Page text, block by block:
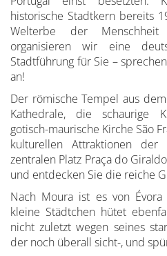
historische Stadtkern bereits
Welterbe der
organisieren wir eine
Stadtführung für Sie –
an!
Der römische Tempel aus
Kathedrale, die schaurige
gotisch-maurische Kirche São
kulturellen Attraktionen der
zentralen Platz Praça do
und entdecken Sie die reiche
Nach Moura ist es von
kleine Städtchen hütet
nicht zuletzt wegen seines
der noch überall sicht-, und